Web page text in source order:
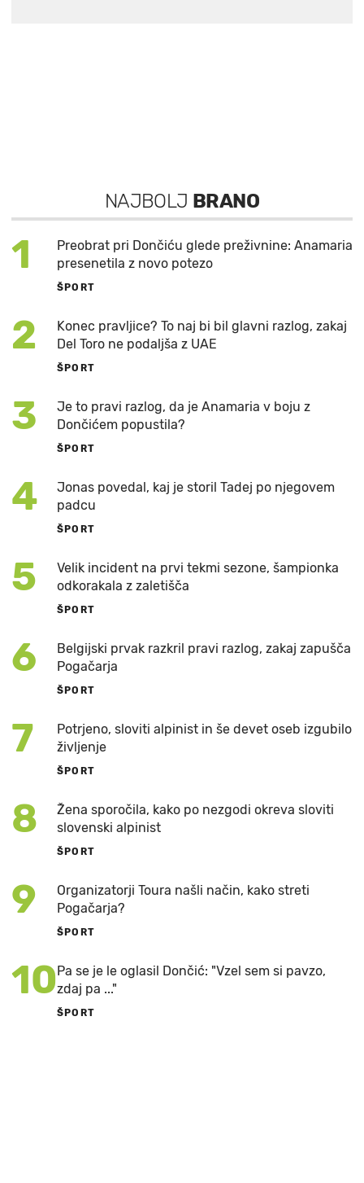
NAJBOLJ BRANO
1
Preobrat pri Dončiću glede preživnine: Anamaria
presenetila z novo potezo
ŠPORT
2
Konec pravljice? To naj bi bil glavni razlog, zakaj
Del Toro ne podaljša z UAE
ŠPORT
3
Je to pravi razlog, da je Anamaria v boju z
Dončićem popustila?
ŠPORT
4
Jonas povedal, kaj je storil Tadej po njegovem
padcu
ŠPORT
5
Velik incident na prvi tekmi sezone, šampionka
odkorakala z zaletišča
ŠPORT
6
Belgijski prvak razkril pravi razlog, zakaj zapušča
Pogačarja
ŠPORT
7
Potrjeno, sloviti alpinist in še devet oseb izgubilo
življenje
ŠPORT
8
Žena sporočila, kako po nezgodi okreva sloviti
slovenski alpinist
ŠPORT
9
Organizatorji Toura našli način, kako streti
Pogačarja?
ŠPORT
10Pa se je le oglasil Dončić: "Vzel sem si pavzo,
zdaj pa ..."
ŠPORT